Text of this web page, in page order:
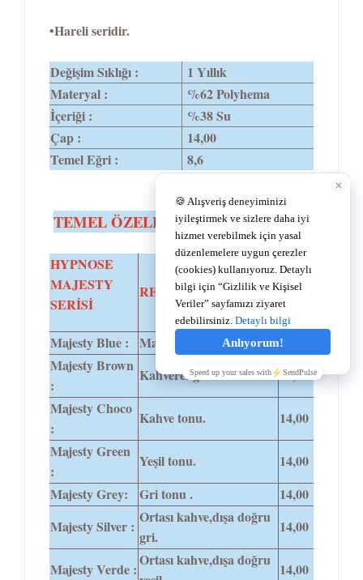
•Hareli seridir.
Değişim Sıklığı :
1 Yıllık
Materyal :
%62 Polyhema
İçeriği :
%38 Su
Çap :
14,00
Temel Eğri :
8,6
TEMEL ÖZELLİKLER
HYPNOSE
MAJESTY
SERİSİ
RENK TONU DİA
Majesty Blue : Mavi.
14,00
Majesty Brown
:
Kahverengi-Bal.
14,00
Majesty Choco
:
Kahve tonu.
14,00
Majesty Green
:
Yeşil tonu.
14,00
Majesty Grey:
Gri tonu .
14,00
Majesty Silver :
Ortası kahve,dışa doğru
gri.
14,00
Majesty Verde :
Ortası kahve,dışa doğru
14,00